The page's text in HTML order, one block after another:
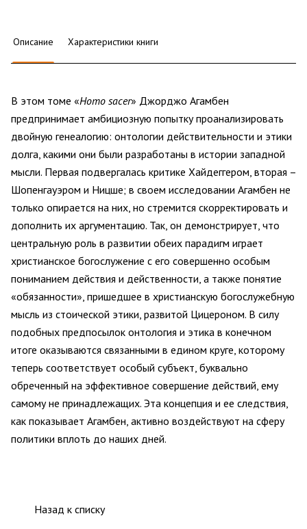
Описание Характеристики книги
В этом томе «Homo sacer» Джорджо Агамбен
предпринимает амбициозную попытку проанализировать
двойную генеалогию: онтологии действительности и этики
долга, какими они были разработаны в истории западной
мысли. Первая подвергалась критике Хайдеггером, вторая –
Шопенгауэром и Ницше; в своем исследовании Агамбен не
только опирается на них, но стремится скорректировать и
дополнить их аргументацию. Так, он демонстрирует, что
центральную роль в развитии обеих парадигм играет
христианское богослужение с его совершенно особым
пониманием действия и действенности, а также понятие
«обязанности», пришедшее в христианскую богослужебную
мысль из стоической этики, развитой Цицероном. В силу
подобных предпосылок онтология и этика в конечном
итоге оказываются связанными в едином круге, которому
теперь соответствует особый субъект, буквально
обреченный на эффективное совершение действий, ему
самому не принадлежащих. Эта концепция и ее следствия,
как показывает Агамбен, активно воздействуют на сферу
политики вплоть до наших дней.
Назад к списку